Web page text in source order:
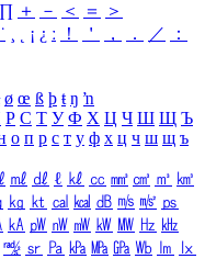
∏ ＋ － ＜ ＝
＞
˙ ¸ ¡ ¿ ː ！ ＇ ， ． ／
：
ø œ ß þ ŧ ŋ ŉ
Р С Т У Ф Х Ц Ч Ш Щ Ъ
о п р с т у ф х ц ч ш щ ъ
㎖ ㎗ ℓ ㎘ ㏄ ㎣ ㎤ ㎥ ㎦
㎏ ㏏ ㎈ ㎉ ㏈ ㎧ ㎨ ㎰
㎄ ㎺ ㎻ ㎽ ㎾ ㎿ ㎐ ㎑
㎯ ㏛ ㎩ ㎪ ㎫ ㎬ ㏝ ㏐
㏓